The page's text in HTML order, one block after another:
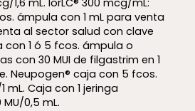
1,6 mL. IorLC® 300 mcg/mL:
ámpula con 1 mL para venta
al sector salud con clave
con 1 ó 5 fcos. ámpula o
con 30 MUI de filgastrim en 1
Neupogen® caja con 5 fcos.
mL. Caja con 1 jeringa
0,5 mL.